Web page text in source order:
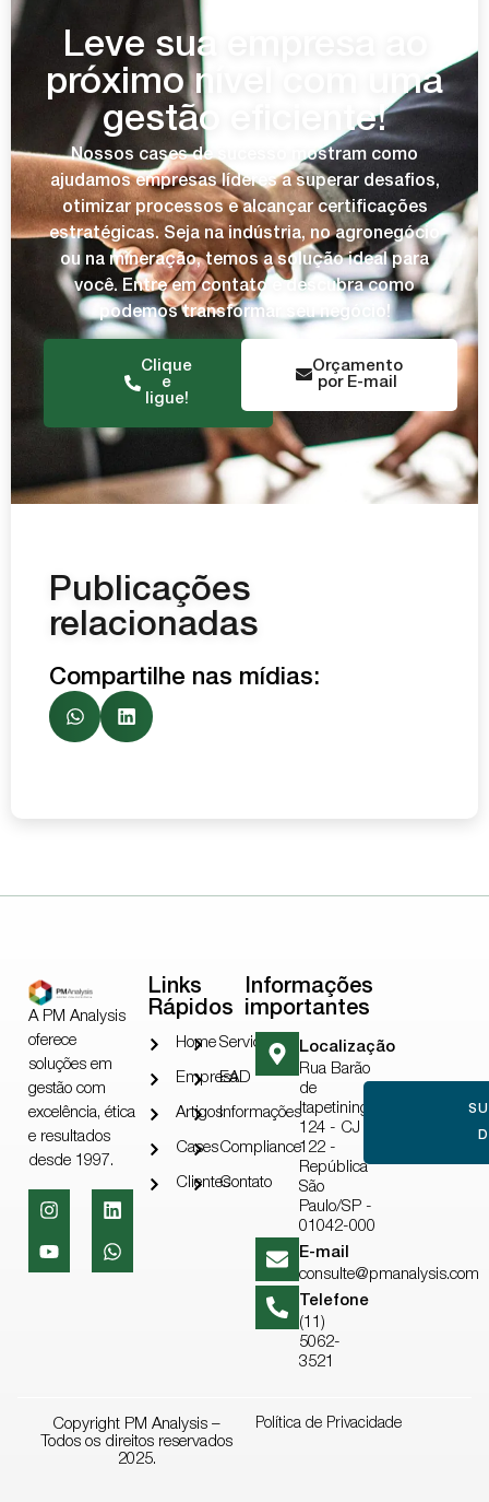
Leve sua empresa ao
próximo nível com uma
gestão eficiente!
Nossos cases de sucesso mostram como
ajudamos empresas líderes a superar desafios,
otimizar processos e alcançar certificações
estratégicas. Seja na indústria, no agronegócio
ou na mineração, temos a solução ideal para
você. Entre em contato e descubra como
podemos transformar seu negócio!
Clique
e
ligue!
Orçamento
por E-mail
Publicações
relacionadas
Compartilhe nas mídias:
A PM Analysis
oferece
soluções em
gestão com
excelência, ética
e resultados
desde 1997.
Links
Rápidos
Home
Empresa
Artigos
Cases
Clientes
Serviços
EAD
Informações
Compliance
Contato
Informações
importantes
Localização
Rua Barão
de
Itapetininga,
124 - CJ
122 -
República
São
Paulo/SP -
01042-000
E-mail
consulte@pmanalysis.com
Telefone
(11)
5062-
3521
Copyright PM Analysis –
Todos os direitos reservados
2025.
Política de Privacidade